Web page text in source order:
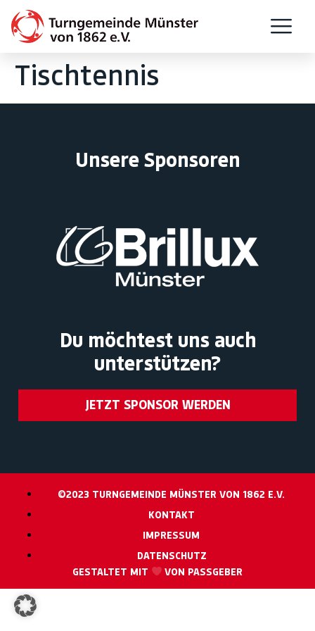
Tischtennis
Unsere Sponsoren
Du möchtest uns auch
unterstützen?
JETZT SPONSOR WERDEN
©2023 TURNGEMEINDE MÜNSTER VON 1862 E.V.
KONTAKT
IMPRESSUM
DATENSCHUTZ
GESTALTET MIT
VON PASSGEBER